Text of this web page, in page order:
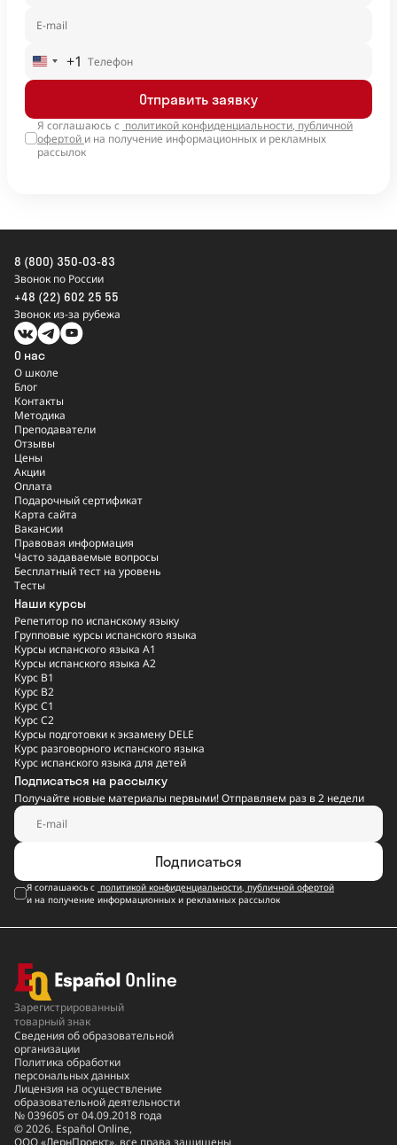
United
States
+1
Отправить заявку
Я соглашаюсь с политикой конфиденциальности, публичной
офертой и на получение информационных и рекламных
рассылок
8 (800) 350-03-83
Звонок по России
+48 (22) 602 25 55
Звонок из-за рубежа
О нас
О школе
Блог
Контакты
Методика
Преподаватели
Отзывы
Цены
Акции
Оплата
Подарочный сертификат
Карта сайта
Вакансии
Правовая информация
Часто задаваемые вопросы
Бесплатный тест на уровень
Тесты
Наши курсы
Репетитор по испанскому языку
Групповые курсы испанского языка
Курсы испанского языка A1
Курсы испанского языка A2
Курс B1
Курс B2
Курс C1
Курс C2
Курсы подготовки к экзамену DELE
Курс разговорного испанского языка
Курс испанского языка для детей
Подписаться на рассылку
Получайте новые материалы первыми! Отправляем раз в 2 недели
Подписаться
Я соглашаюсь с политикой конфиденциальности, публичной офертой
и на получение информационных и рекламных рассылок
Зарегистрированный
товарный знак
Сведения об образовательной
организации
Политика обработки
персональных данных
Лицензия на осуществление
образовательной деятельности
№ 039605 от 04.09.2018 года
© 2026. Español Online,
ООО «ЛернПроект», все права защищены